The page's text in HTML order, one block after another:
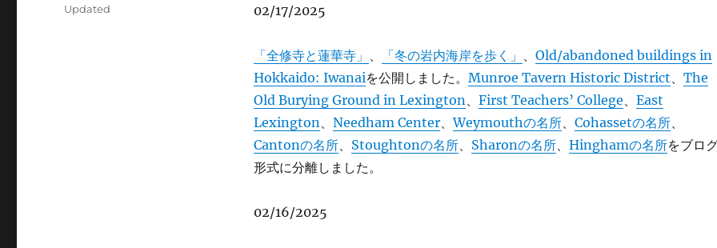
02/17/2025
「全修寺と蓮華寺」 、 「冬の岩内海岸を歩く」 、 Old/abandoned buildings in
Hokkaido: Iwanaiを公開しました。 Munroe Tavern Historic District、 The
Old Burying Ground in Lexington、 First Teachers’ College、 East
Lexington、 Needham Center、Weymouthの名所、 Cohassetの名所、
Cantonの名所、 Stoughtonの名所、 Sharonの名所、 Hinghamの名所をブロ
形式に分離しました。
02/16/2025
Categories
Updated